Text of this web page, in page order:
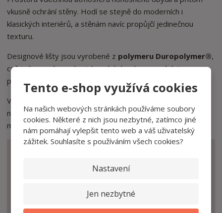
Tento e-shop využívá cookies
Na našich webových stránkách používáme soubory
cookies. Některé z nich jsou nezbytné, zatímco jiné
nám pomáhají vylepšit tento web a váš uživatelský
zážitek. Souhlasíte s používáním všech cookies?
Nastavení
Jen nezbytné
vkusně ochrání stěny. Hodí se stejně do moderních i
klasických interiérů, a stěnám navíc propůjčí jedinečnou
texturu.
Designové lišty jsou vyrobené z polymeru Duropolymer®,
což je lisovaný, mechanicky odolný polymer na bázi
polystyrenu.
Všechny panely a lišty jsou již z výroby opatřené základním
nátěrem s matným povrchem.Finální nátěr už je na vás
můžete zvolit jakýkoliv typ barvy.
jsou zase čisté raz dva.